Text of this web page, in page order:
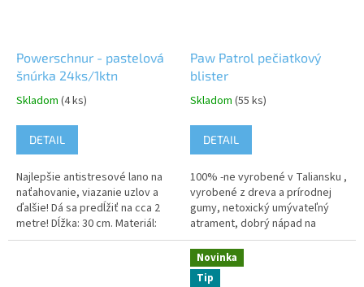
Powerschnur - pastelová
šnúrka 24ks/1ktn
Skladom (4 ks)
DETAIL
Najlepšie antistresové lano na
naťahovanie, viazanie uzlov a
ďalšie! Dá sa predĺžiť na cca 2
metre! Dĺžka: 30 cm. Materiál:
pružný plast. Dostupné v 6
Paw Patrol pečiatkový
blister
Skladom (55 ks)
DETAIL
100% -ne vyrobené v Taliansku ,
vyrobené z dreva a prírodnej
gumy, netoxický umývateľný
atrament, dobrý nápad na
darček pre vaše dieťatko, set
obsahuje 5 pečiatok a 3
farebné...
Novinka
Tip